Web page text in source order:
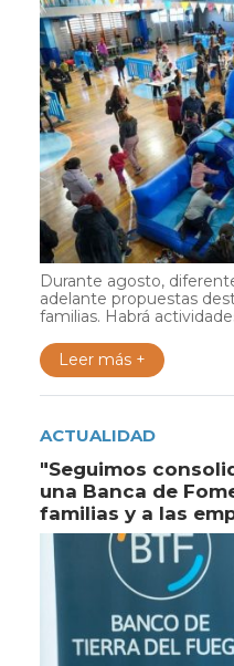
Durante agosto,
adelante propuestas
familias. Habrá
Leer más +
ACTUALIDAD
"Seguimos
una Banca de
familias y a las